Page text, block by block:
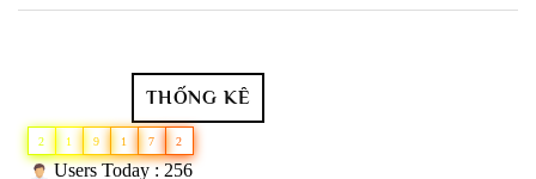
THỐNG KÊ
2 1 9 1 7 2
Users Today : 256